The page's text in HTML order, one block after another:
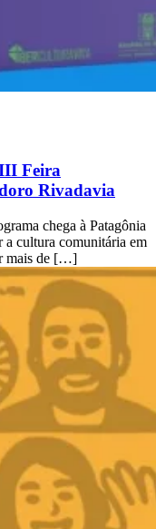
Feira
Rivadavia
chega à Patagônia
a cultura comunitária em
mais de […]